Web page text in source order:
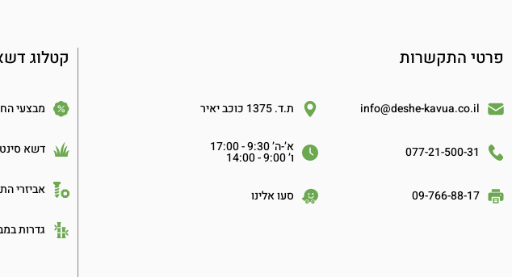
פרטי התקשרות
info@deshe-kavua.co.il ת.ד. 1375 כוכב יאיר
077-21-500-31 א’-ה’ 9:30 - 17:00
ו’ 9:00 - 14:00
09-766-88-17 סעו אלינו
קטלוג
מבצעי
דשא
אביזרי
גדרות